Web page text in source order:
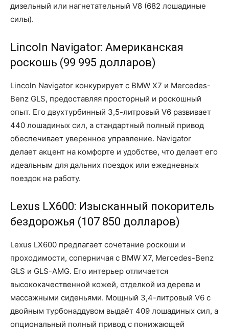
дизельный или нагнетательный V8 (682 лошадиные
силы).
Lincoln Navigator: Американская
роскошь (99 995 долларов)
Lincoln Navigator конкурирует с BMW X7 и Mercedes-
Benz GLS, предоставляя просторный и роскошный
опыт. Его двухтурбинный 3,5-литровый V6 развивает
440 лошадиных сил, а стандартный полный привод
обеспечивает уверенное управление. Navigator
делает акцент на комфорте и удобстве, что делает его
идеальным для дальних поездок или ежедневных
поездок на работу.
Lexus LX600: Изысканный покоритель
бездорожья (107 850 долларов)
Lexus LX600 предлагает сочетание роскоши и
проходимости, соперничая с BMW X7, Mercedes-Benz
GLS и GLS-AMG. Его интерьер отличается
высококачественной кожей, отделкой из дерева и
массажными сиденьями. Мощный 3,4-литровый V6 с
двойным турбонаддувом выдаёт 409 лошадиных сил, а
опциональный полный привод с понижающей